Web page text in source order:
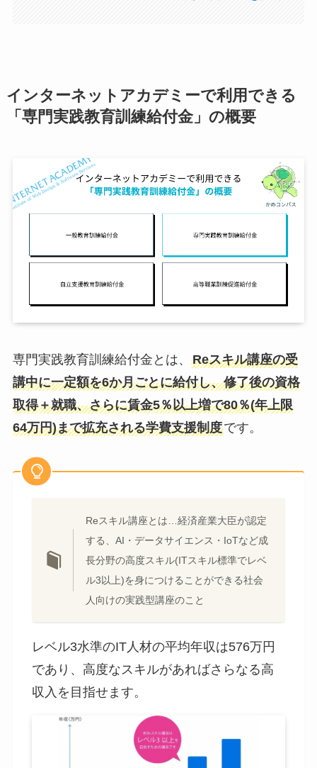
インターネットアカデミーで利用できる
「専門実践教育訓練給付金」の概要
専門実践教育訓練給付金とは、 Reスキル講座の受
講中に一定額を6か月ごとに給付し、修了後の資格
取得＋就職、さらに賃金5％以上増で80％(年上限
64万円)まで拡充される学費支援制度です。
Reスキル講座とは…経済産業大臣が認定
する、AI・データサイエンス・IoTなど成
長分野の高度スキル(ITスキル標準でレベ
ル3以上)を身につけることができる社会
人向けの実践型講座のこと
レベル3水準のIT人材の平均年収は576万円
であり、高度なスキルがあればさらなる高
収入を目指せます。